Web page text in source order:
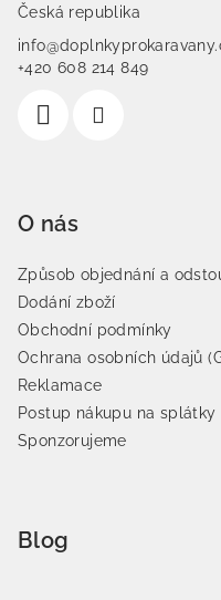
Česká republika
+420 608 214 849
O nás
Způsob objednání a
Dodání zboží
Obchodní podmínky
Ochrana osobních údajů
Reklamace
Postup nákupu na splátky
Sponzorujeme
Blog